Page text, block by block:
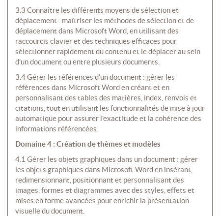
3.3 Connaître les différents moyens de sélection et
déplacement : maîtriser les méthodes de sélection et de
déplacement dans Microsoft Word, en utilisant des
raccourcis clavier et des techniques efficaces pour
sélectionner rapidement du contenu et le déplacer au sein
d’un document ou entre plusieurs documents.
3.4 Gérer les références d'un document : gérer les
références dans Microsoft Word en créant et en
personnalisant des tables des matières, index, renvois et
citations, tout en utilisant les fonctionnalités de mise à jour
automatique pour assurer l'exactitude et la cohérence des
informations référencées.
Domaine 4 : Création de thèmes et modèles
4.1 Gérer les objets graphiques dans un document : gérer
les objets graphiques dans Microsoft Word en insérant,
redimensionnant, positionnant et personnalisant des
images, formes et diagrammes avec des styles, effets et
mises en forme avancées pour enrichir la présentation
visuelle du document.